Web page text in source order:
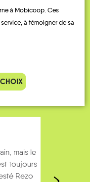
mais le
toujours
Rezo
à Mobicoop. Ces
à témoigner de sa